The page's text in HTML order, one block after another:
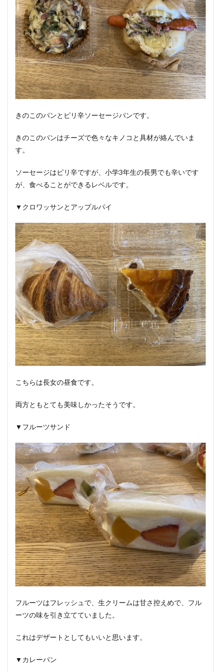
きのこのパンとピリ辛ソーセージパンです。
きのこのパンはチーズで色々なキノコと具材が絡んでいま
す。
ソーセージはピリ辛ですが、小学3年生の長男でも辛いです
が、食べることができるレベルです。
▼クロワッサンとアップルパイ
こちらは長女の昼食です。
両方ともとても美味しかったそうです。
▼フルーツサンド
フルーツはフレッシュで、生クリームは甘さ控えめで、フル
ーツの味を引き立てていました。
これはデザートとしてもいいと思います。
▼カレーパン